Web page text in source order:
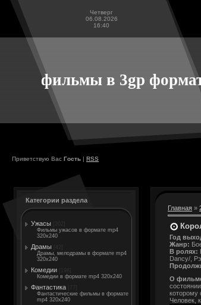
Четверг
06.08.2026
16:40
фильмы в 3gp
Приветствую Вас Гость | RSS
Категории раздела
Ужасы
Фильмы ужасов в формате mp4
320x240
Драмы
Драмы, мелодрамы в формате mp4
320x240
Комедии
Комедии в формате mp4 320x240
Фантастика
Фантастические фильмы в формате
mp4 320x240
Главная »
Год
Жанр:
В ролях:
Dancy/,
О
которому
Человек,